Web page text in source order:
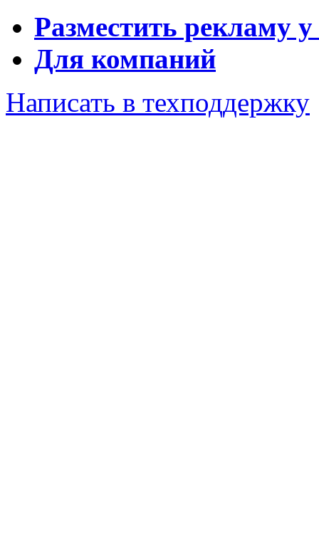
Разместить рекламу у
Для компаний
Написать в техподдержку